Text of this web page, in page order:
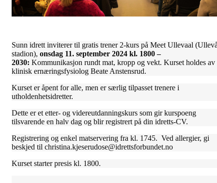
Sunn idrett inviterer til gratis trener 2-kurs på Meet Ullevaal
stadion), onsdag 11. september 2024 kl. 1800 –
2030: Kommunikasjon rundt mat, kropp og vekt. Kurset holdes av
klinisk ernæringsfysiolog Beate Anstensrud.
Kurset er åpent for alle, men er særlig tilpasset trenere i
utholdenhetsidretter.
Dette er et etter- og videreutdanningskurs som gir kurspoeng
tilsvarende en halv dag og blir registrert på din idretts-CV.
Registrering og enkel matservering fra kl. 1745. Ved allergier, gi
beskjed til christina.kjeserudose@idrettsforbundet.no
Kurset starter presis kl. 1800.